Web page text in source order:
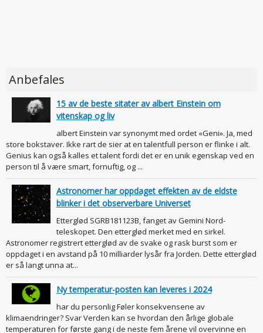
Anbefales
15 av de beste sitater av albert Einstein om
vitenskap og liv
albert Einstein var synonymt med ordet «Geni». Ja, med
store bokstaver. Ikke rart de sier at en talentfull person er flinke i alt.
Genius kan også kalles et talent fordi det er en unik egenskap ved en
person til å være smart, fornuftig, og ...
Astronomer har oppdaget effekten av de eldste
blinker i det observerbare Universet
Etterglød SGRB181123B, fanget av Gemini Nord-
teleskopet. Den etterglød merket med en sirkel.
Astronomer registrert etterglød av de svake og rask burst som er
oppdaget i en avstand på 10 milliarder lysår fra Jorden. Dette etterglød
er så langt unna at...
Ny temperatur-posten kan leveres i 2024
har du personlig Føler konsekvensene av
klimaendringer? Svar Verden kan se hvordan den årlige globale
temperaturen for første gang i de neste fem årene vil overvinne en